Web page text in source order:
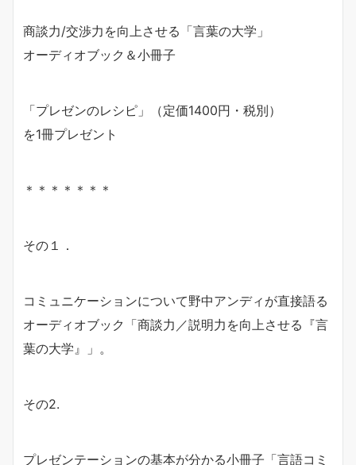
商談力/交渉力を向上させる「言葉の大学」
オーディオブック＆小冊子
「プレゼンのレシピ」（定価1400円・税別）
を1冊プレゼント
＊＊＊＊＊＊＊
その１．
コミュニケーションについて野中アンディが直接語る
オーディオブック「商談力／説明力を向上させる『言
葉の大学』」。
その2.
プレゼンテーションの基本が分かる小冊子「言語コミ